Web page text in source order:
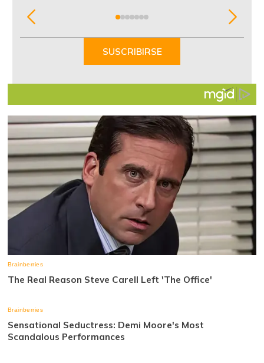
Item
SUSCRIBIRSE